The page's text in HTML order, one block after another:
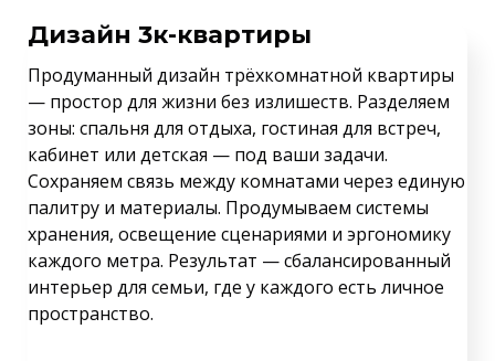
Дизайн 3к-квартиры
Продуманный дизайн трёхкомнатной квартиры
— простор для жизни без излишеств. Разделяем
зоны: спальня для отдыха, гостиная для встреч,
кабинет или детская — под ваши задачи.
Сохраняем связь между комнатами через единую
палитру и материалы. Продумываем системы
хранения, освещение сценариями и эргономику
каждого метра. Результат — сбалансированный
интерьер для семьи, где у каждого есть личное
пространство.